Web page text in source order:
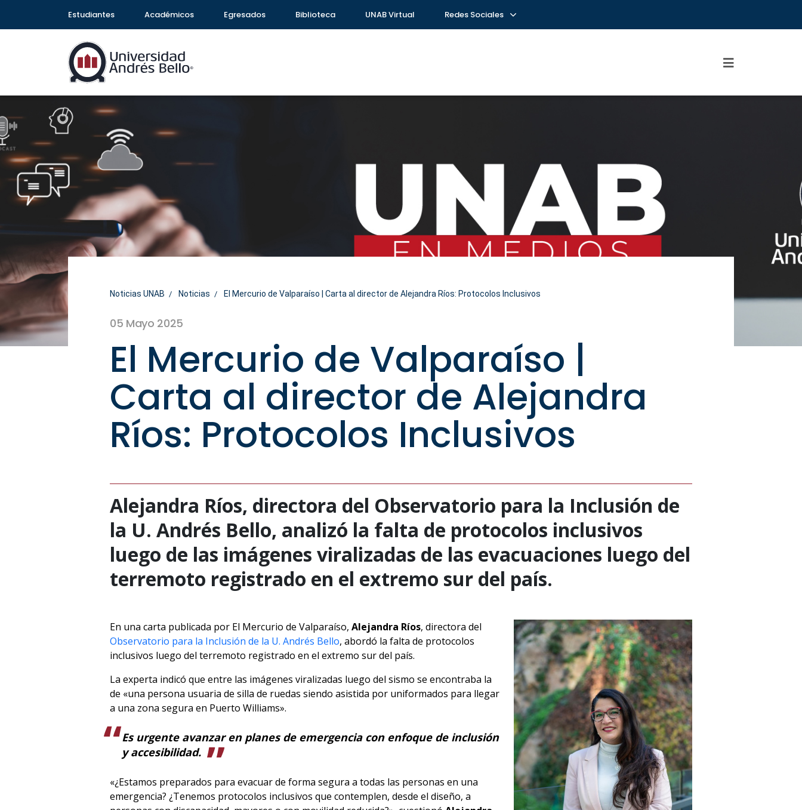
Estudiantes Académicos Egresados Biblioteca UNAB Virtual Redes Sociales
Noticias UNAB Noticias El Mercurio de Valparaíso | Carta al director de Alejandra Ríos: Protocolos Inclusivos
05 Mayo 2025
El Mercurio de Valparaíso |
Carta al director de Alejandra
Ríos: Protocolos Inclusivos
Alejandra Ríos, directora del Observatorio para la Inclusión de
la U. Andrés Bello, analizó la falta de protocolos inclusivos
luego de las imágenes viralizadas de las evacuaciones luego del
terremoto registrado en el extremo sur del país.
En una carta publicada por El Mercurio de Valparaíso, Alejandra Ríos, directora del
Observatorio para la Inclusión de la U. Andrés Bello, abordó la falta de protocolos
inclusivos luego del terremoto registrado en el extremo sur del país.
La experta indicó que entre las imágenes viralizadas luego del sismo se encontraba la
de «una persona usuaria de silla de ruedas siendo asistida por uniformados para llegar
a una zona segura en Puerto Williams».
Es urgente avanzar en planes de emergencia con enfoque de inclusión
y accesibilidad.
«¿Estamos preparados para evacuar de forma segura a todas las personas en una
emergencia? ¿Tenemos protocolos inclusivos que contemplen, desde el diseño, a